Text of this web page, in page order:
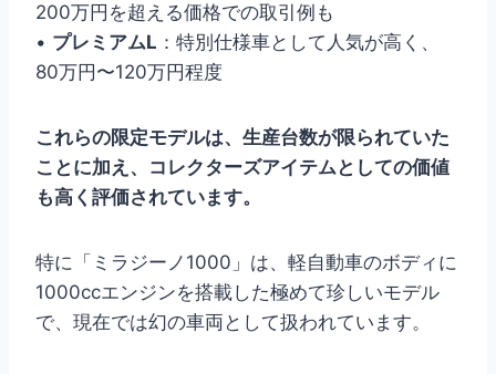
200万円を超える価格での取引例も
• プレミアムL ：特別仕様車として人気が高く、
80万円〜120万円程度
これらの限定モデルは、生産台数が限られていた
ことに加え、コレクターズアイテムとしての価値
も高く評価されています。
特に「ミラジーノ1000」は、軽自動車のボディに
1000ccエンジンを搭載した極めて珍しいモデル
で、現在では幻の車両として扱われています。